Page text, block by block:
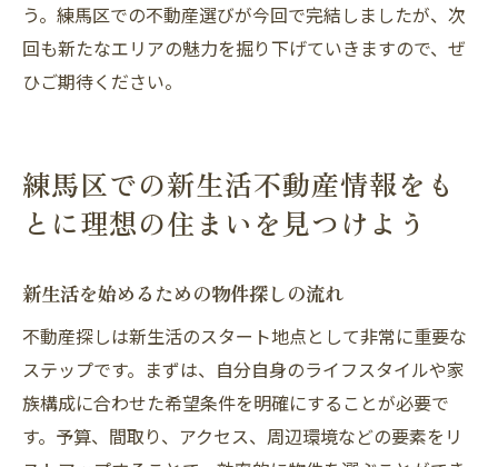
う。練馬区での不動産選びが今回で完結しましたが、次
回も新たなエリアの魅力を掘り下げていきますので、ぜ
ひご期待ください。
練馬区での新生活不動産情報をも
とに理想の住まいを見つけよう
新生活を始めるための物件探しの流れ
不動産探しは新生活のスタート地点として非常に重要な
ステップです。まずは、自分自身のライフスタイルや家
族構成に合わせた希望条件を明確にすることが必要で
す。予算、間取り、アクセス、周辺環境などの要素をリ